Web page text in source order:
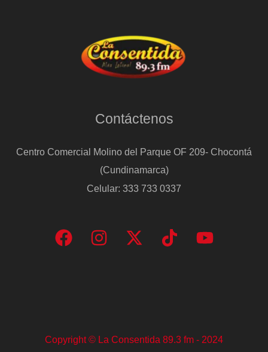
Contáctenos
Centro Comercial Molino del Parque OF 209- Chocontá
(Cundinamarca)
Celular: 333 733 0337
Copyright © La Consentida 89.3 fm - 2024